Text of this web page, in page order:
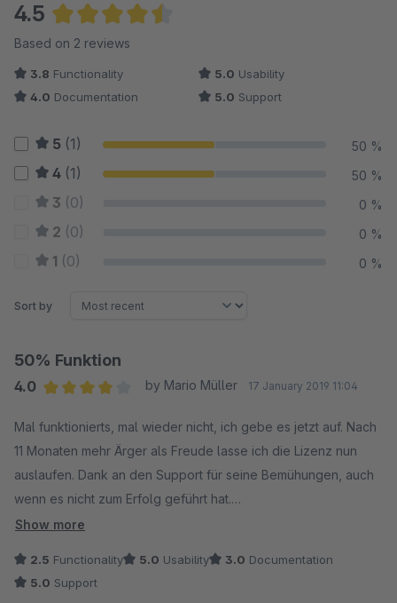
4.5
Average rating of 4.5 out of 5 stars
Based on 2 reviews
3.8 Functionality 5.0 Usability
4.0 Documentation 5.0 Support
5 (1) 50 %
4 (1) 50 %
3 (0) 0 %
2 (0) 0 %
1 (0) 0 %
Sort by
50% Funktion
4.0
by Mario Müller 17 January 2019 11:04
Mal funktionierts, mal wieder nicht, ich gebe es jetzt auf. Nach
11 Monaten mehr Ärger als Freude lasse ich die Lizenz nun
auslaufen. Dank an den Support für seine Bemühungen, auch
wenn es nicht zum Erfolg geführt hat.
Hauptproblem: Die Anzeige im Listing tuts nicht. Auf der
Also wer auf die Listingfunktion verzichten kann (kann man ja
auch die Funktion "Abwährtskompatibilität" in Shopware
Show more
2.5 Functionality 5.0 Usability 3.0 Documentation
5.0 Support